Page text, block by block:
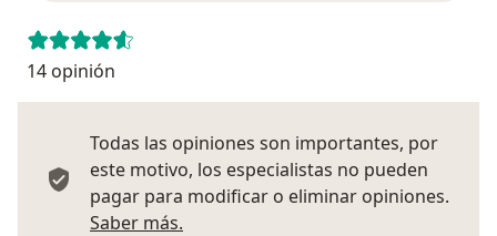
14 opinión
Todas las opiniones son importantes, por
este motivo, los especialistas no pueden
pagar para modificar o eliminar opiniones.
Saber más.